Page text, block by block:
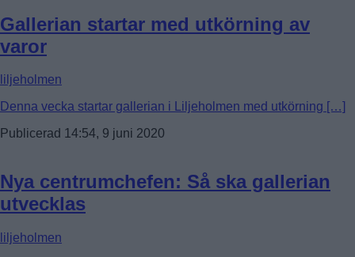
Gallerian startar med utkörning av
varor
liljeholmen
Denna vecka startar gallerian i Liljeholmen med utkörning […]
Publicerad 14:54, 9 juni 2020
Nya centrumchefen: Så ska gallerian
utvecklas
liljeholmen